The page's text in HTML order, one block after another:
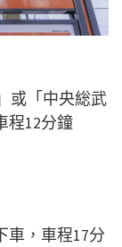
或「中央総武
程12分鐘
車，車程17分